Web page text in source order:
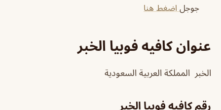
جوجل اضغط هنا
عنوان كافيه فوبيا الخبر
الخبر المملكة العربية السعودية
رقم كافيه فوبيا الخبر